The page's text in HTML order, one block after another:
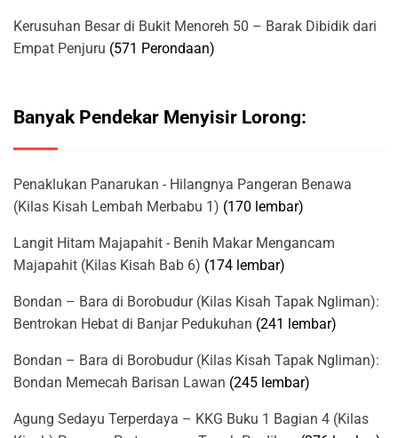
Kerusuhan Besar di Bukit Menoreh 50 – Barak Dibidik dari
Empat Penjuru (571 Perondaan)
Banyak Pendekar Menyisir Lorong:
Penaklukan Panarukan - Hilangnya Pangeran Benawa
(Kilas Kisah Lembah Merbabu 1) (170 lembar)
Langit Hitam Majapahit - Benih Makar Mengancam
Majapahit (Kilas Kisah Bab 6) (174 lembar)
Bondan – Bara di Borobudur (Kilas Kisah Tapak Ngliman):
Bentrokan Hebat di Banjar Pedukuhan (241 lembar)
Bondan – Bara di Borobudur (Kilas Kisah Tapak Ngliman):
Bondan Memecah Barisan Lawan (245 lembar)
Agung Sedayu Terperdaya – KKG Buku 1 Bagian 4 (Kilas